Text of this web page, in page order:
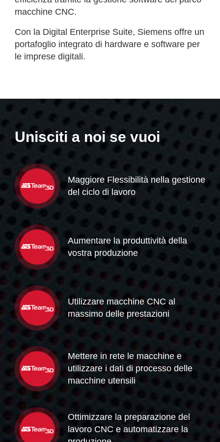
macchine CNC.
Con la Digital Enterprise Suite, Siemens offre un
portafoglio integrato di hardware e software per
le imprese digitali.
Unisciti a noi se vuoi
Maggiore Flessibilità nella gestione
del ciclo di lavoro
Aumentare la produttività della
vostra produzione
Utilizzare macchine CNC al
massimo delle prestazioni
Mettere in rete le macchine e
utilizzare i dati di processo delle
macchine utensili
Ottimizzare la preparazione del
lavoro CNC e automatizzare la